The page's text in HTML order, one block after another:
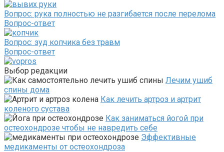
Вопрос: рука полностью не разгибается после перелома
Вопрос-ответ
Вопрос: зуд копчика без травм
Вопрос-ответ
Выбор редакции
Лечим ушиб
спины дома
Как лечить артроз и артрит
коленого сустава
Как заниматься йогой при
остеохондрозе чтобы не навредить себе
Эффективные
медикаменты от остеохондроза